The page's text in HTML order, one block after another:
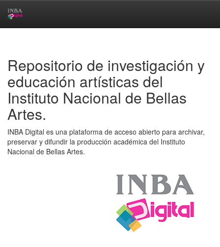
Repositorio de investigación y
educación artísticas del
Instituto Nacional de Bellas
Artes.
INBA Digital es una plataforma de acceso abierto para archivar,
preservar y difundir la producción académica del Instituto
Nacional de Bellas Artes.